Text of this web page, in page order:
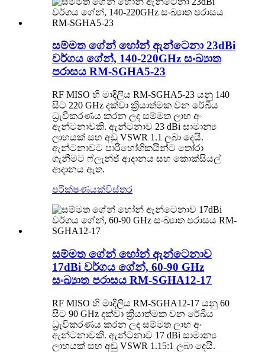
සම්මත ගේන් හෝන් ඇන්ටෙනා 23dBi
වර්ගය ගේන්, 140-220GHz සංඛ්‍යාත
පරාසය RM-SGHA5-23
RF MISO හි මාදිලිය RM-SGHA5-23 යනු 140
සිට 220 GHz දක්වා ක්‍රියාත්මක වන රේඛීය
ධ්‍රැවීකරණය කරන ලද සම්මත ලාභ අං
ඇන්ටනාවකි. ඇන්ටනාව 23 dBi සාමාන්‍ය
ලාභයක් සහ අඩු VSWR 1.1 ලබා දෙයි.
ඇන්ටනාවට පාරිභෝගිකයින්ට තෝරා
ගැනීමට ෆ්ලැන්ජ් ආදානය සහ කොක්සියල්
ආදානය ඇත.
පරීක්ෂණයක්විස්තර
සම්මත ගේන් හෝන් ඇන්ටෙනාව
17dBi වර්ගය ගේන්, 60-90 GHz
සංඛ්‍යාත පරාසය RM-SGHA12-17
RF MISO හි මාදිලිය RM-SGHA12-17 යනු 60
සිට 90 GHz දක්වා ක්‍රියාත්මක වන රේඛීය
ධ්‍රැවීකරණය කරන ලද සම්මත ලාභ අං
ඇන්ටනාවකි. ඇන්ටනාව 17 dBi සාමාන්‍ය
ලාභයක් සහ අඩු VSWR 1.15:1 ලබා දෙයි.